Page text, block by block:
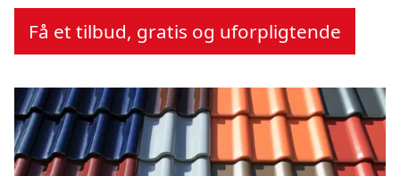
Få et tilbud, gratis og uforpligtende